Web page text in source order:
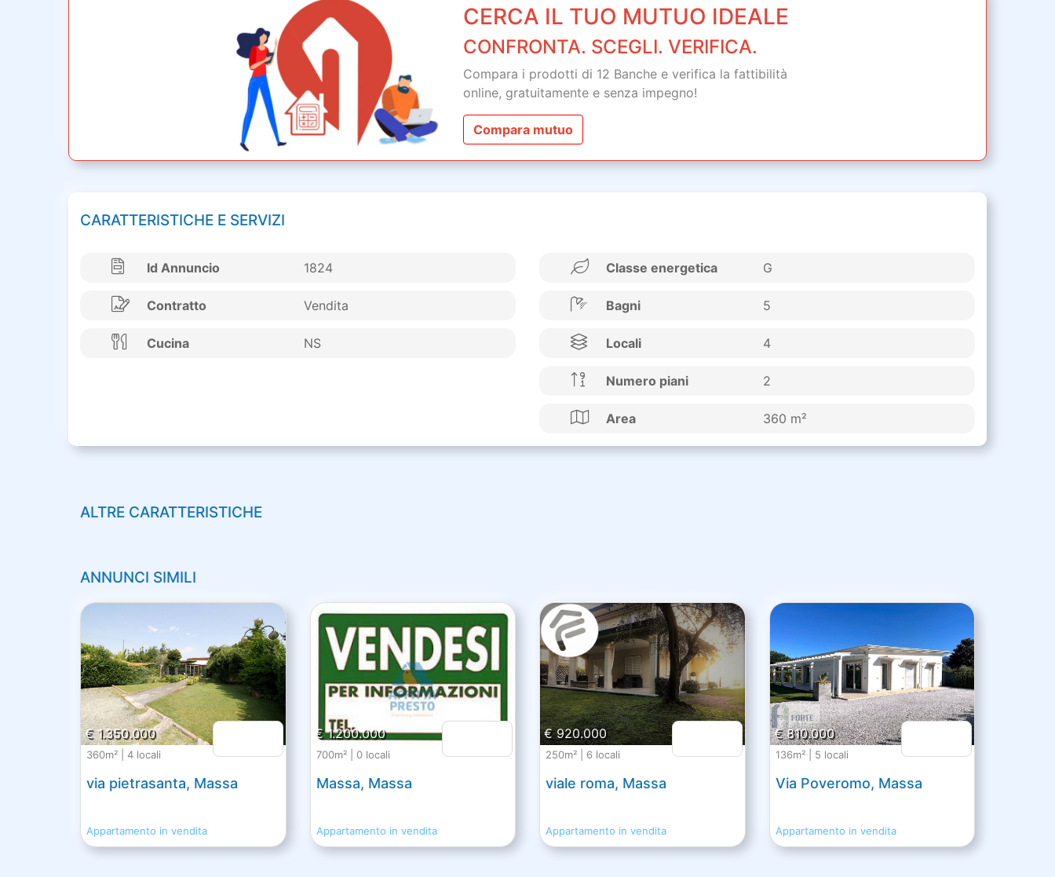
CERCA IL TUO MUTUO IDEALE
CONFRONTA. SCEGLI. VERIFICA.
Compara i prodotti di 12 Banche e verifica la fattibilità
online, gratuitamentee senza impegno!
Compara mutuo
CARATTERISTICHE E SERVIZI
Id Annuncio 1824
Contratto Vendita
Cucina NS
Classe energetica G
Bagni 5
Locali 4
Numero piani 2
Area 360 m²
ALTRE CARATTERISTICHE
ANNUNCI SIMILI
€ 1.350.000
360m² | 4 locali
via pietrasanta, Massa
Appartamento in vendita
€ 1.200.000
700m² | 0 locali
Massa, Massa
Appartamento in vendita
€ 920.000
250m² | 6 locali
viale roma, Massa
Appartamento in vendita
€ 810.000
136m² | 5 locali
Via Poveromo, Massa
Appartamento in vendita